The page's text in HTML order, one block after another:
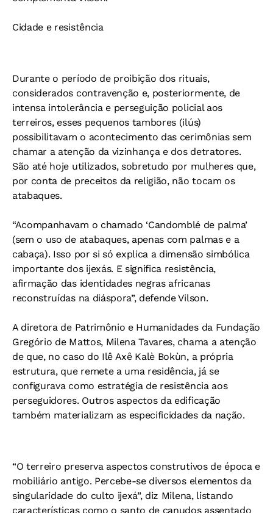
Cidade e resistência
Durante o período de proibição dos rituais,
considerados contravenção e, posteriormente, de
intensa intolerância e perseguição policial aos
terreiros, esses pequenos tambores (ilús)
possibilitavam o acontecimento das cerimônias sem
chamar a atenção da vizinhança e dos detratores.
São até hoje utilizados, sobretudo por mulheres que,
por conta de preceitos da religião, não tocam os
atabaques.
“Acompanhavam o chamado ‘Candomblé de palma’
(sem o uso de atabaques, apenas com palmas e a
cabaça). Isso por si só explica a dimensão simbólica
importante dos ijexás. E significa resistência,
afirmação das identidades negras africanas
reconstruídas na diáspora”, defende Vilson.
A diretora de Patrimônio e Humanidades da Fundação
Gregório de Mattos, Milena Tavares, chama a atenção
de que, no caso do Ilê Axê Kalè Bokùn, a própria
estrutura, que remete a uma residência, já se
configurava como estratégia de resistência aos
perseguidores. Outros aspectos da edificação
também materializam as especificidades da nação.
“O terreiro preserva aspectos construtivos de época e
mobiliário antigo. Percebe-se diversos elementos da
singularidade do culto ijexá”, diz Milena, listando
características como o santo de canudos assentado